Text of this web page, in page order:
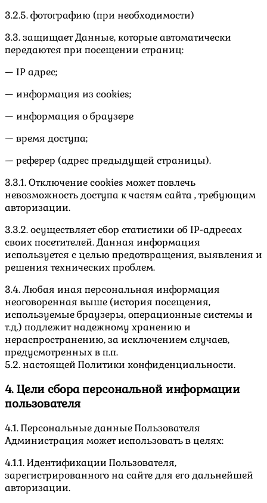
3.2.5. фотографию (при необходимости)
3.3. защищает Данные, которые автоматически
передаются при посещении страниц:
— IP адрес;
— информация из cookies;
— информация о браузере
— время доступа;
— реферер (адрес предыдущей страницы).
3.3.1. Отключение cookies может повлечь
невозможность доступа к частям сайта , требующим
авторизации.
3.3.2. осуществляет сбор статистики об IP-адресах
своих посетителей. Данная информация
используется с целью предотвращения, выявления и
решения технических проблем.
3.4. Любая иная персональная информация
неоговоренная выше (история посещения,
используемые браузеры, операционные системы и
т.д.) подлежит надежному хранению и
нераспространению, за исключением случаев,
предусмотренных в п.п.
5.2. настоящей Политики конфиденциальности.
4. Цели сбора персональной информации
пользователя
4.1. Персональные данные Пользователя
Администрация может использовать в целях:
4.1.1. Идентификации Пользователя,
зарегистрированного на сайте для его дальнейшей
авторизации.